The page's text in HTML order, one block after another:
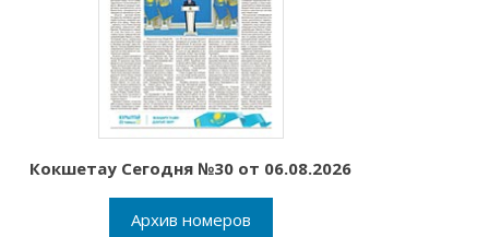
Кокшетау Сегодня №30 от 06.08.2026
Архив номеров